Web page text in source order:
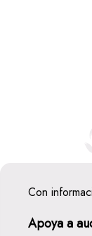
Con
Apoya a